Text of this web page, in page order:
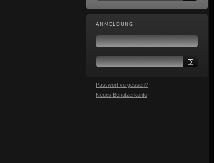
ANMELDUNG
Passwort vergessen?
Neues Benutzerkonto